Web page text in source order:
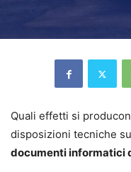
Quali effetti si
disposizioni tecniche
documenti informatici